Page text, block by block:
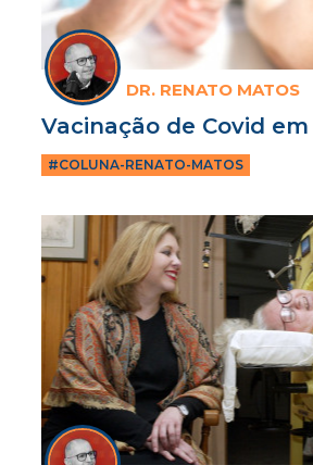
DR. RENATO MATOS
Vacinação de Covid
#COLUNA-RENATO-MATOS